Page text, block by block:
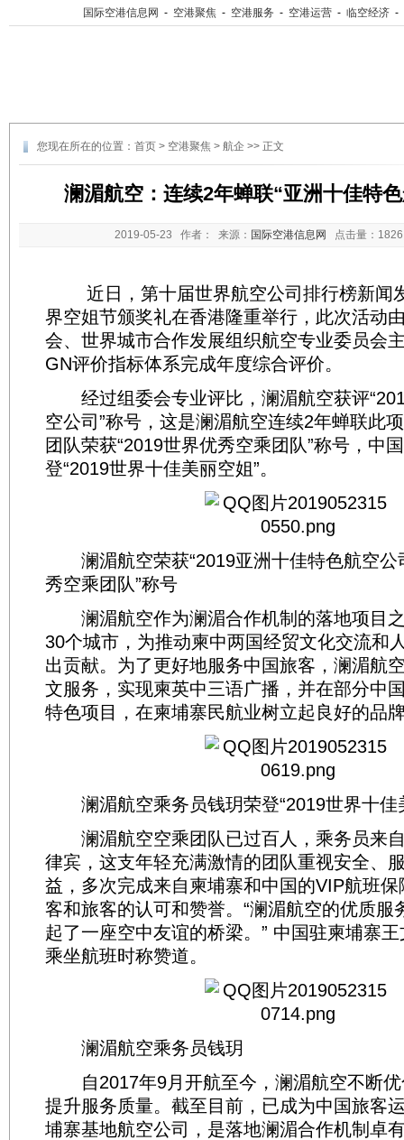
国际空港信息网 - 空港聚焦 - 空港服务 - 空港运营 - 临空经济 -
您现在所在的位置： 首页 > 空港聚焦 > 航企 >> 正文
澜湄航空：连续2年蝉联“亚洲十佳特
2019-05-23 作者： 来源： 国际空港信息网 点击量：
近日，第十届世界航空公司排行榜新闻
界空姐节颁奖礼在香港隆重举行，此次活动
会、世界城市合作发展组织航空专业委员会
GN评价指标体系完成年度综合评价。
经过组委会专业评比，澜湄航空获评
空公司”称号，这是澜湄航空连续2年蝉联此
团队荣获“2019世界优秀空乘团队”称号，中
登“2019世界十佳美丽空姐”。
澜湄航空荣获“2019亚洲十佳特色航空公
秀空乘团队”称号
澜湄航空作为澜湄合作机制的落地项目
30个城市，为推动柬中两国经贸文化交流和
出贡献。为了更好地服务中国旅客，澜湄航
文服务，实现柬英中三语广播，并在部分中
特色项目，在柬埔寨民航业树立起良好的品
澜湄航空乘务员钱玥荣登“2019世界十佳
澜湄航空空乘团队已过百人，乘务员来
律宾，这支年轻充满激情的团队重视安全、
益，多次完成来自柬埔寨和中国的VIP航班
客和旅客的认可和赞誉。“澜湄航空的优质服
起了一座空中友谊的桥梁。” 中国驻柬埔寨
乘坐航班时称赞道。
澜湄航空乘务员钱玥
自2017年9月开航至今，澜湄航空不断优
提升服务质量。截至目前，已成为中国旅客
埔寨基地航空公司，是落地澜湄合作机制卓